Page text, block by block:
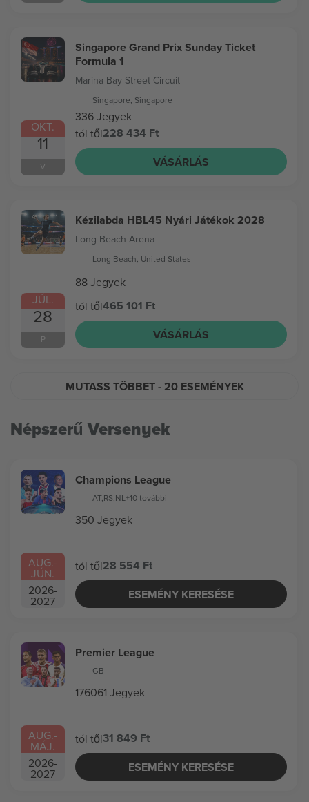
OKT.
11
V
Singapore Grand Prix Sunday Ticket
Formula 1
Marina Bay Street Circuit
Singapore, Singapore
336 Jegyek
tól től228 434 Ft
VÁSÁRLÁS
JÚL.
28
P
Kézilabda HBL45 Nyári Játékok 2028
Long Beach Arena
Long Beach, United States
88 Jegyek
tól től465 101 Ft
VÁSÁRLÁS
MUTASS TÖBBET- 20 ESEMÉNYEK
Népszerű Versenyek
AUG.-
JÚN.
2026-
2027
Champions League
AT,RS,NL+10 további
350 Jegyek
tól től28 554 Ft
ESEMÉNY KERESÉSE
AUG.-
MÁJ.
2026-
2027
Premier League
GB
176061 Jegyek
tól től31 849 Ft
ESEMÉNY KERESÉSE